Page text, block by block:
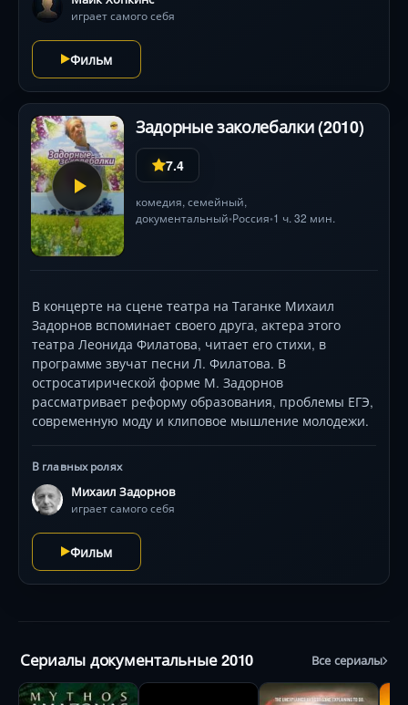
закате. При участии легенд экстремального катания
здесь сам байк, чья «жизнь» завершается
неожиданным перерождением. 47 минут чистого
кинематографического адреналина.
играет самого себя
Фильм
Задорные заколебалки (2010)
7.4
комедия, семейный,
документальный•Россия•1 ч. 32 мин.
В концерте на сцене театра на Таганке Михаил
Задорнов вспоминает своего друга, актера этого
театра Леонида Филатова, читает его стихи, в
программе звучат песни Л. Филатова. В
остросатирической форме М. Задорнов
рассматривает реформу образования, проблемы ЕГЭ,
современную моду и клиповое мышление молодежи.
В главных ролях
Михаил Задорнов
играет самого себя
Фильм
Сериалы документальные 2010 Все сериалы